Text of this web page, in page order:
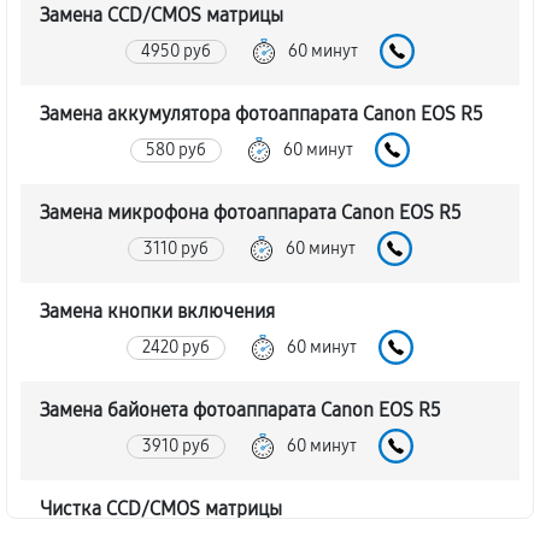
Замена CCD/CMOS матрицы
4950 руб 60 минут
Замена аккумулятора фотоаппарата Canon EOS R5
580 руб 60 минут
Замена микрофона фотоаппарата Canon EOS R5
3110 руб 60 минут
Замена кнопки включения
2420 руб 60 минут
Замена байонета фотоаппарата Canon EOS R5
3910 руб 60 минут
Чистка CCD/CMOS матрицы